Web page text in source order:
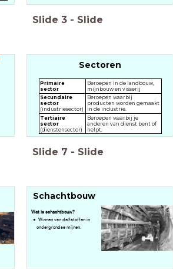
Slide 3 - Slide
Sectoren
Primaire
sector
Beroepen in de landbouw,
mijnbouw en visserij
Secundaire
sector
(industriesector)
Beroepen waarbij
producten worden gemaakt
in de industrie.
Tertiaire
sector
(dienstensector)
Beroepen waarbij je
anderen van dienst bent of
helpt.
Slide 7 - Slide
Schachtbouw
Wat is schachtbouw?
Winnen van delfstoffen in
ondergrondse mijnen.